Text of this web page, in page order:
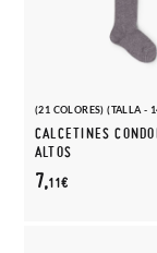
(21 COLORES) (TALLA -
CALCETINES
ALTOS
7,11€